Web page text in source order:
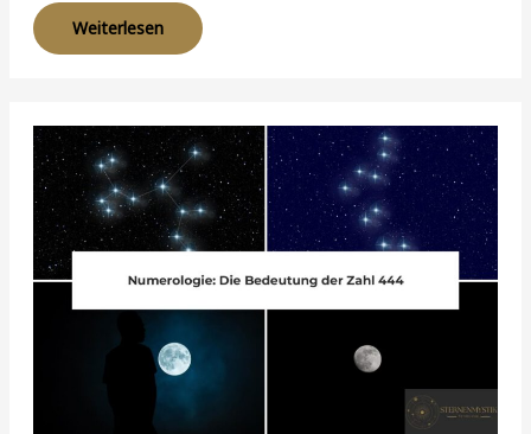
Weiterlesen